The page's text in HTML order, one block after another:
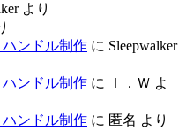
より
ンドル制作 に Sleepwalker
ンドル制作 に Ｉ．Ｗ よ
ンドル制作 に 匿名 より